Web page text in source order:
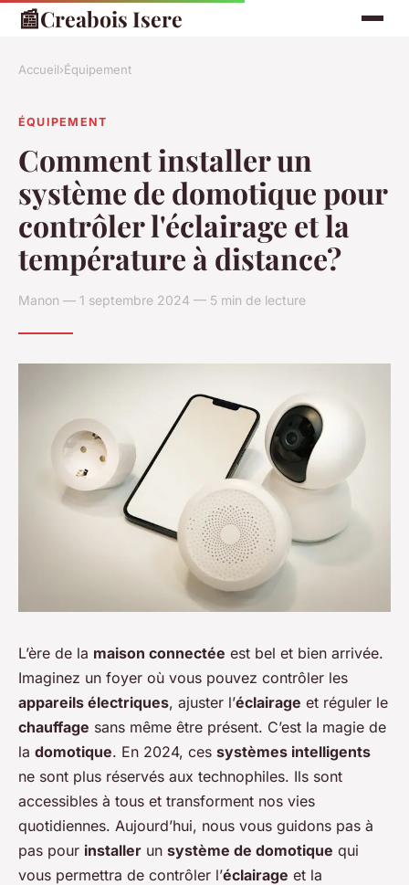
📰Creabois Isere
Accueil›Équipement
ÉQUIPEMENT
Comment installer un
système de domotique pour
contrôler l'éclairage et la
température à distance?
Manon — 1 septembre 2024 — 5 min de lecture
L’ère de la maison connectée est bel et bien arrivée.
Imaginez un foyer où vous pouvez contrôler les
appareils électriques, ajuster l’éclairage et réguler le
chauffage sans même être présent. C’est la magie de
la domotique. En 2024, ces systèmes intelligents
ne sont plus réservés aux technophiles. Ils sont
accessibles à tous et transforment nos vies
quotidiennes. Aujourd’hui, nous vous guidons pas à
pas pour installer un système de domotique qui
vous permettra de contrôler l’éclairage et la